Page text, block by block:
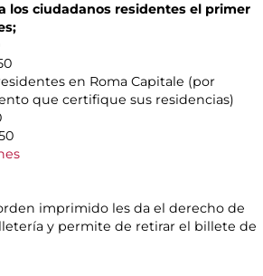
los ciudadanos residentes el primer
en Roma Capitale (por
que certifique sus residencias)
imprimido les da el derecho de
y permite de retirar el billete de